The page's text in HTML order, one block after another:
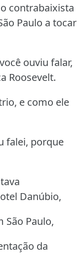
contrabaixista
Paulo a tocar
ouviu falar,
Roosevelt.
e como ele
falei, porque
Danúbio,
São Paulo,
da